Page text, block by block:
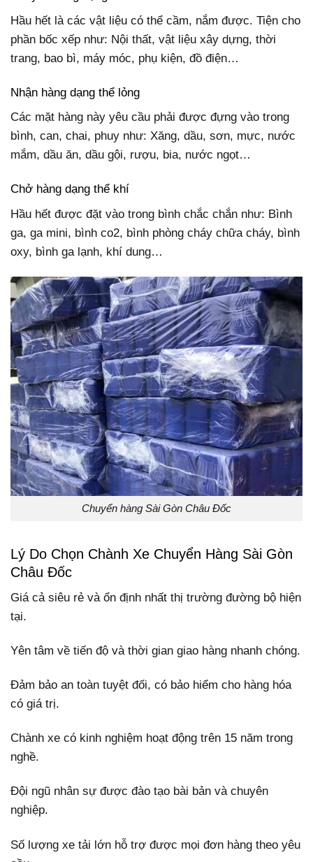
Hầu hết là các vật liệu có thể cầm, nắm được. Tiện cho
phần bốc xếp như: Nội thất, vật liệu xây dựng, thời
trang, bao bì, máy móc, phụ kiện, đồ điện…
Nhận hàng dạng thể lỏng
Các mặt hàng này yêu cầu phải được đựng vào trong
bình, can, chai, phuy như: Xăng, dầu, sơn, mực, nước
mắm, dầu ăn, dầu gội, rượu, bia, nước ngọt…
Chở hàng dạng thể khí
Hầu hết được đặt vào trong bình chắc chắn như: Bình
ga, ga mini, bình co2, bình phòng cháy chữa cháy, bình
oxy, bình ga lạnh, khí dung…
Chuyển hàng Sài Gòn Châu Đốc
Lý Do Chọn Chành Xe Chuyển Hàng Sài Gòn
Châu Đốc
Giá cả siêu rẻ và ổn định nhất thị trường đường bộ hiện
tại.
Yên tâm về tiến độ và thời gian giao hàng nhanh chóng.
Đảm bảo an toàn tuyệt đối, có bảo hiểm cho hàng hóa
có giá trị.
Chành xe có kinh nghiệm hoạt động trên 15 năm trong
nghề.
Đội ngũ nhân sự được đào tạo bài bản và chuyên
nghiệp.
Số lượng xe tải lớn hỗ trợ được mọi đơn hàng theo yêu